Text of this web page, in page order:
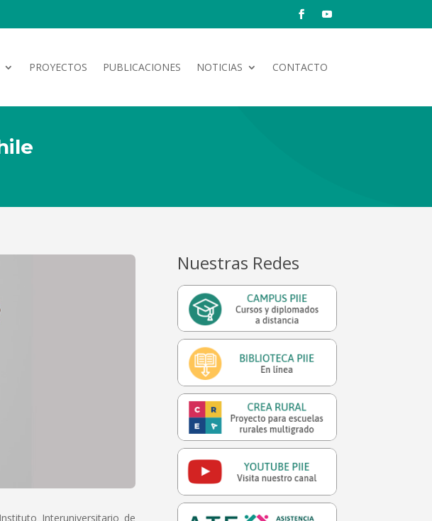
PROYECTOS PUBLICACIONES NOTICIAS CONTACTO
Interuniversitario de
Nuestras Redes